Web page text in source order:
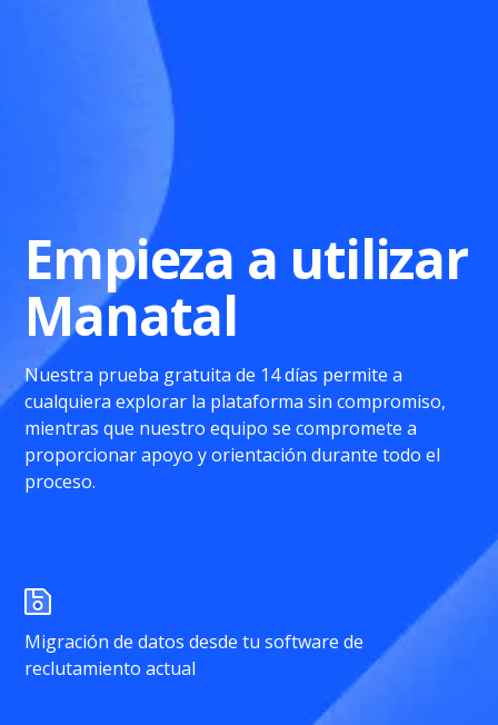
Empieza a utilizar
Manatal
Nuestra prueba gratuita de 14 días permite a
cualquiera explorar la plataforma sin compromiso,
mientras que nuestro equipo se compromete a
proporcionar apoyo y orientación durante todo el
proceso.
Migración de datos desde tu software de
reclutamiento actual